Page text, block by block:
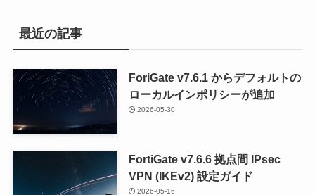
最近の記事
ForiGate v7.6.1 からデフォルトの
ローカルインポリシーが追加
2026-05-30
FortiGate v7.6.6 拠点間 IPsec
VPN (IKEv2) 設定ガイド
2026-05-16